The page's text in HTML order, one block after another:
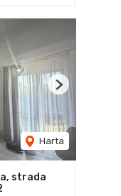
Harta
Next
strada